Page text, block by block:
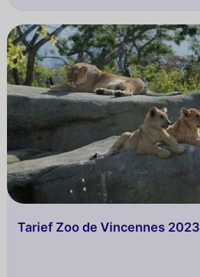
Tarief Zoo de Vincennes 2023